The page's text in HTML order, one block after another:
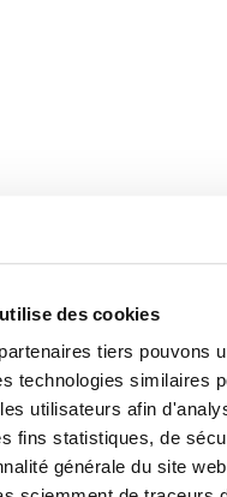
des cookies
tiers pouvons
technologies similaires
utilisateurs afin
fins statistiques, de
générale du site
relation individuelle